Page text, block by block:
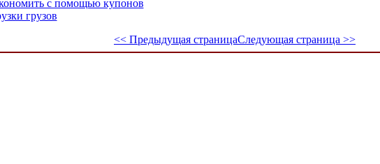
с помощью купонов
грузов
<< Предыдущая страницаСледующая страница >>